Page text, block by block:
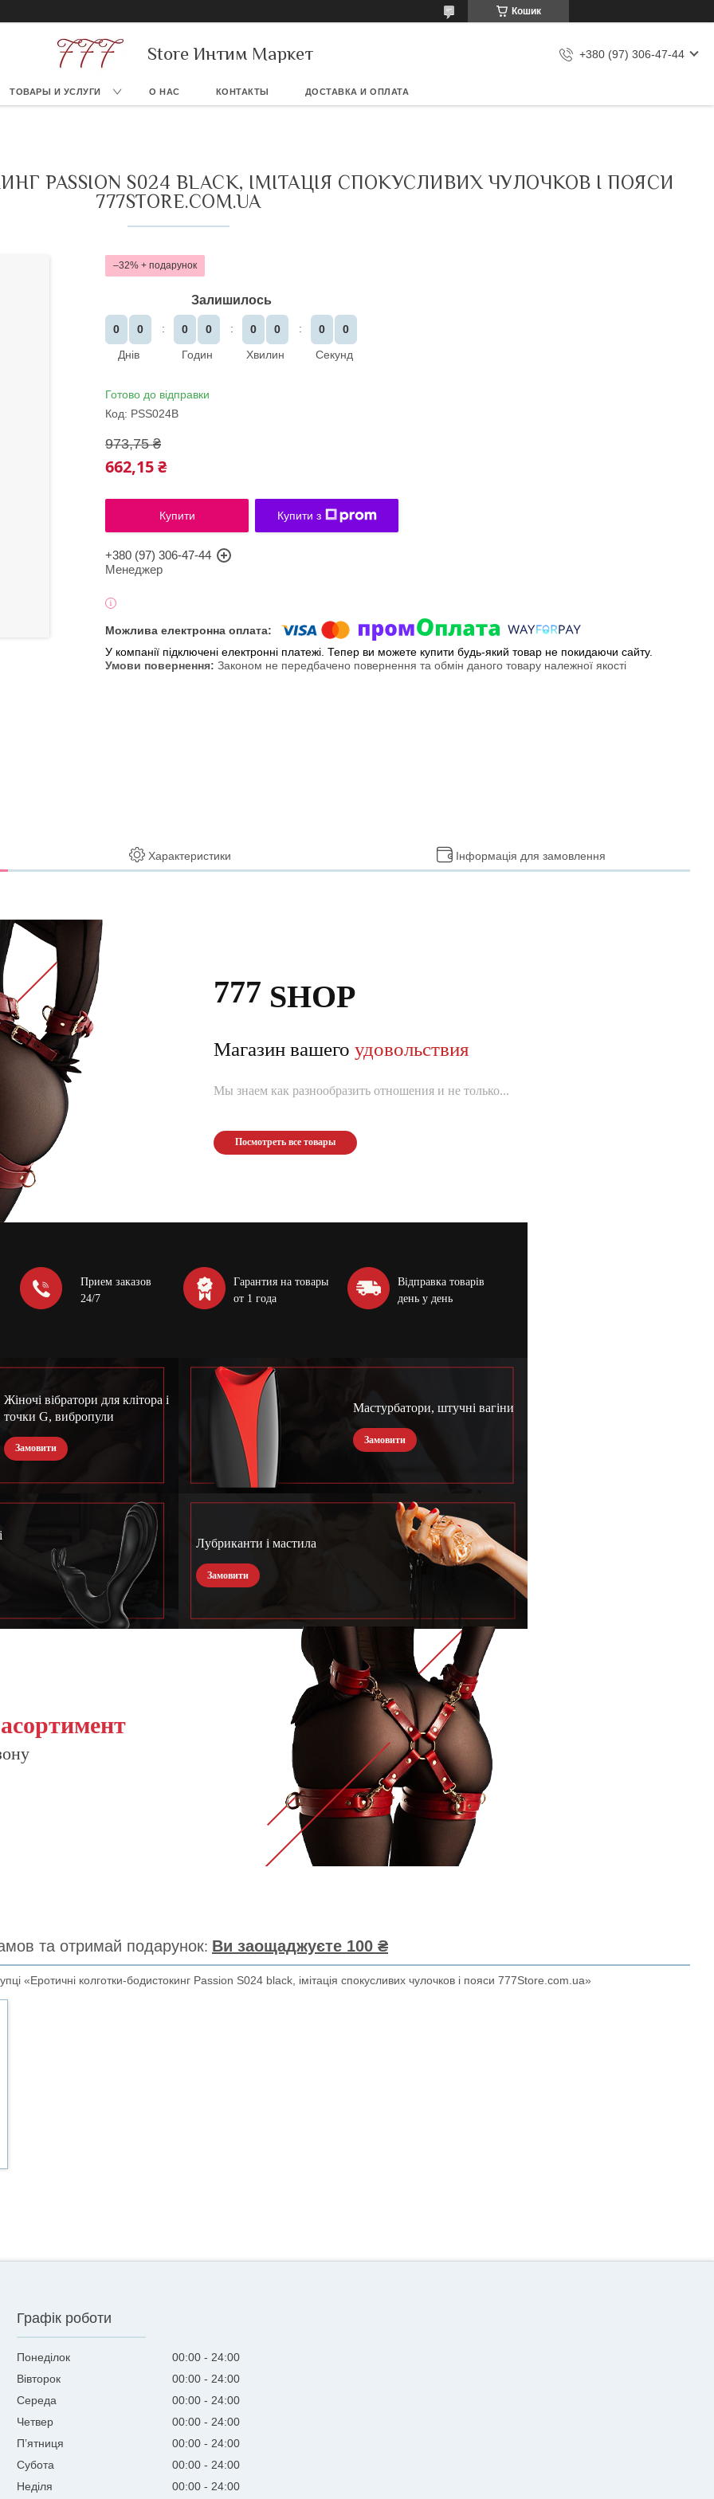
Кошик
Store Интим Маркет +380 (97) 306-47-44
ТОВАРЫ И УСЛУГИ О НАС КОНТАКТЫ ДОСТАВКА И ОПЛАТА
PASSION S024 BLACK, ІМІТАЦІЯ СПОКУСЛИВИХ ЧУЛОЧКОВ І ПОЯСИ
777STORE.COM.UA
–32%
Залишилось
0
0
Днів
0
0
Годин
0
0
Хвилин
0
0
Секунд
Готово до відправки
Код: PSS024B
973,75 ₴
662,15 ₴
Купити Купити з
+380 (97) 306-47-44
Менеджер
У компанії підключені електронні платежі. Тепер ви можете купити будь-який товар не покидаючи сайту.
Законом не передбачено повернення та обмін даного товару належної якості
Характеристики Інформація для замовлення
777 SHOP
Магазин вашего удовольствия
Мы знаем как разнообразить отношения и не только...
Посмотреть все товары
Прием заказов
24/7
Гарантия на товары
от 1 года
Відправка товарів
день у день
Жіночі вібратори для клітора і
точки G, вибропули
Замовити
Мастурбатори, штучні вагіни
Замовити
Лубриканти і мастила
Замовити
та отримай подарунок Ви заощаджуєте 100 ₴
«Еротичні колготки-бодистокинг Passion S024 black, імітація спокусливих чулочков і пояси 777Store.com.ua»
Графік роботи
Понеділок 00:00
24:00
Вівторок
00:00
24:00
Середа
00:00
24:00
Четвер
00:00
24:00
Пʼятниця
00:00
24:00
Субота
00:00
24:00
Неділя
00:00 24:00